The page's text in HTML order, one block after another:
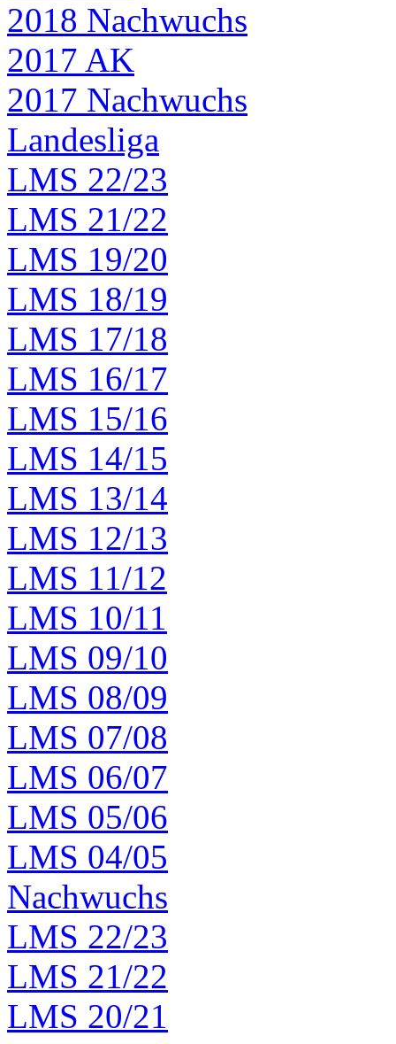
2018 Nachwuchs
2017 AK
2017 Nachwuchs
Landesliga
LMS 22/23
LMS 21/22
LMS 19/20
LMS 18/19
LMS 17/18
LMS 16/17
LMS 15/16
LMS 14/15
LMS 13/14
LMS 12/13
LMS 11/12
LMS 10/11
LMS 09/10
LMS 08/09
LMS 07/08
LMS 06/07
LMS 05/06
LMS 04/05
Nachwuchs
LMS 22/23
LMS 21/22
LMS 20/21